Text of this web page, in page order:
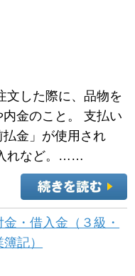
文した際に、品物を
金のこと。 支払い
金」が使用され
れなど。……
・借入金（３級・
記）